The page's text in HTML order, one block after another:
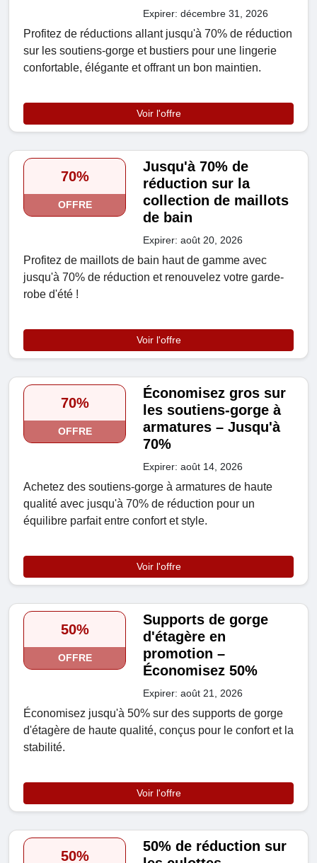
Expirer: décembre 31, 2026
Profitez de réductions allant jusqu'à 70% de réduction
sur les soutiens-gorge et bustiers pour une lingerie
confortable, élégante et offrant un bon maintien.
Voir l'offre
70%
OFFRE
Jusqu'à 70% de
réduction sur la
collection de maillots
de bain
Expirer: août 20, 2026
Profitez de maillots de bain haut de gamme avec
jusqu'à 70% de réduction et renouvelez votre garde-
robe d'été !
Voir l'offre
70%
OFFRE
Économisez gros sur
les soutiens-gorge à
armatures – Jusqu'à
70%
Expirer: août 14, 2026
Achetez des soutiens-gorge à armatures de haute
qualité avec jusqu'à 70% de réduction pour un
équilibre parfait entre confort et style.
Voir l'offre
50%
OFFRE
Supports de gorge
d'étagère en
promotion –
Économisez 50%
Expirer: août 21, 2026
Économisez jusqu'à 50% sur des supports de gorge
d'étagère de haute qualité, conçus pour le confort et la
stabilité.
Voir l'offre
50%
50% de réduction sur